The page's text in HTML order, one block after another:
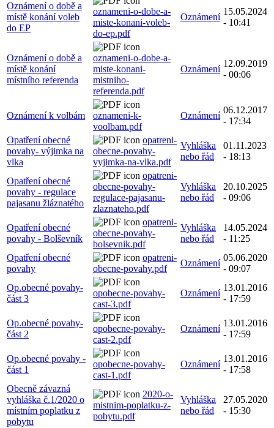
Oznámení o době a
místě konání voleb
do EP
oznameni-o-dobe-a-
miste-konani-voleb-
do-ep.pdf
Oznámení
15.05.2024
- 10:41
Oznámení o době a
místě konání
místního referenda
oznameni-o-dobe-a-
miste-konani-
mistniho-
referenda.pdf
Oznámení
12.09.2019
- 00:06
Oznámení k volbám
oznameni-k-
voolbam.pdf
Oznámení
06.12.2017
- 17:34
Opatření obecné
povahy- výjimka na
vlka
opatreni-
obecne-povahy-
vyjimka-na-vlka.pdf
Vyhláška
nebo řád
01.11.2023
- 18:13
Opatření obecné
povahy - regulace
pajasanu žláznatého
opatreni-
obecne-povahy-
regulace-pajasanu-
zlaznateho.pdf
Vyhláška
nebo řád
20.10.2025
- 09:06
Opatření obecné
povahy - Bolševník
opatreni-
obecne-povahy-
bolsevnik.pdf
Vyhláška
nebo řád
14.05.2024
- 11:25
Opatření obecné
povahy
opatreni-
obecne-povahy.pdf
Oznámení
05.06.2020
- 09:07
Op.obecné povahy-
část 3
opobecne-povahy-
cast-3.pdf
Oznámení
13.01.2016
- 17:59
Op.obecné povahy-
část 2
opobecne-povahy-
cast-2.pdf
Oznámení
13.01.2016
- 17:59
Op.obecné povahy -
část 1
opobecne-povahy-
cast-1.pdf
Oznámení
13.01.2016
- 17:58
Obecně závazná
vyhláška č.1/2020 o
místním poplatku z
pobytu
2020-o-
mistnim-poplatku-z-
pobytu.pdf
Vyhláška
nebo řád
27.05.2020
- 15:30